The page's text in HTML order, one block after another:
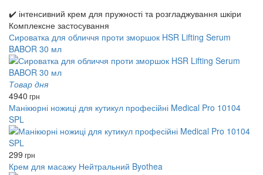
✔️ інтенсивний крем для пружності та розгладжування шкіри
Комплексне застосування
Сироватка для обличчя проти зморшок HSR Lifting Serum
BABOR 30 мл
Товар дня
4940 грн
Манікюрні ножиці для кутикул професійні Medical Pro 10104
SPL
299 грн
Крем для масажу Нейтральний Byothea